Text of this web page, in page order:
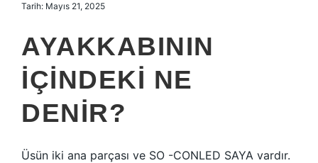
Tarih: Mayıs 21, 2025
AYAKKABININ
IÇINDEKI NE
DENIR?
Üsün iki ana parçası ve SO -CONLED SAYA vardır.